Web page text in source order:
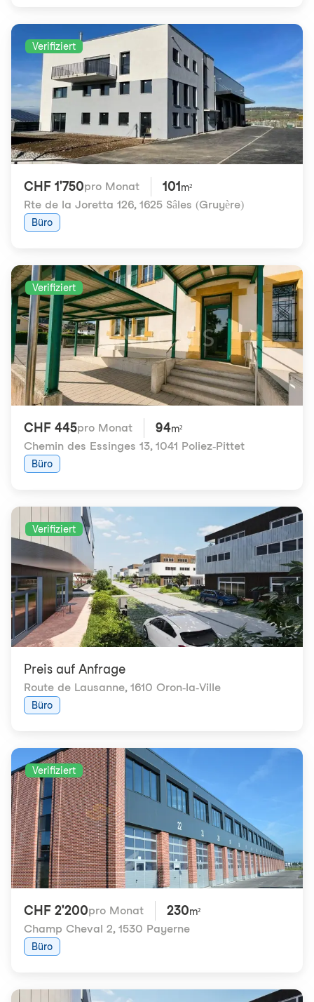
Verifiziert
CHF 1'750pro Monat 101 m²
Rte de la Joretta 126, 1625 Sâles (Gruyère)
Büro
Verifiziert
CHF 445pro Monat 94m²
Chemin des Essinges 13, 1041 Poliez-Pittet
Büro
Verifiziert
Preis auf Anfrage
Route de Lausanne, 1610 Oron-la-Ville
Büro
Verifiziert
CHF 2'200pro Monat 230m²
Champ Cheval 2, 1530 Payerne
Büro